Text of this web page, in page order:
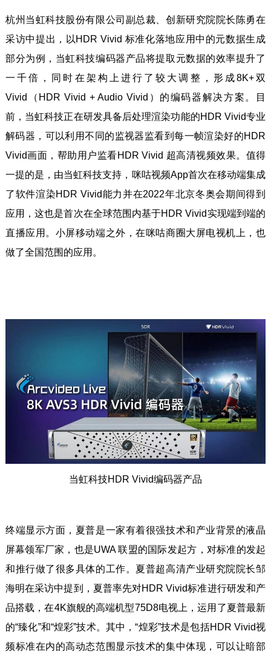
杭州当虹科技股份有限公司副总裁、创新研究院院长陈勇在
采访中提出，以HDR Vivid 标准化落地应用中的元数据生成
部分为例，当虹科技编码器产品将提取元数据的效率提升了
一千倍，同时在架构上进行了较大调整，形成8K+双
Vivid（HDR Vivid + Audio Vivid）的编码器解决方案。目
前，当虹科技正在研发具备后处理渲染功能的HDR Vivid专业
解码器，可以利用不同的监视器监看到每一帧渲染好的HDR
Vivid画面，帮助用户监看HDR Vivid 超高清视频效果。值得
一提的是，由当虹科技支持，咪咕视频App首次在移动端集成
了软件渲染HDR Vivid能力并在2022年北京冬奥会期间得到
应用，这也是首次在全球范围内基于HDR Vivid实现端到端的
直播应用。小屏移动端之外，在咪咕商圈大屏电视机上，也
做了全国范围的应用。
当虹科技HDR Vivid编码器产品
终端显示方面，夏普是一家有着很强技术和产业背景的液晶
屏幕领军厂家，也是UWA 联盟的国际发起方，对标准的发起
和推行做了很多具体的工作。夏普超高清产业研究院院长邹
海明在采访中提到，夏普率先对HDR Vivid标准进行研发和产
品搭载，在4K旗舰的高端机型75D8电视上，运用了夏普最新
的“臻化”和“煌彩”技术。其中，“煌彩”技术是包括HDR Vivid视
频标准在内的高动态范围显示技术的集中体现，可以让暗部